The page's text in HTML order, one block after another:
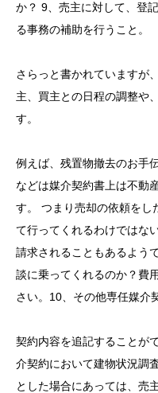
か？ 9、売主に対して、登
る事務の補助を行うこと。
さらっと書かれていますが
主、買主との日程の調整や
す。
例えば、残置物撤去のお手
などは媒介契約書上は不動
す。 つまり売却の依頼をし
て行ってくれるわけではな
請求されることもあるよう
談に乗ってくれるのか？費
さい。10、その他専任媒介
契約内容を追記することが
介契約において建物状況調
とした場合にあっては、売